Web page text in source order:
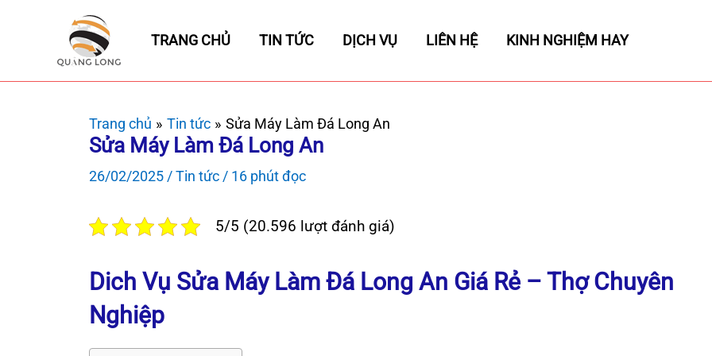
TRANG CHỦ TIN TỨC DỊCH VỤ LIÊN HỆ KINH NGHIỆM HAY
Trang chủ Tin tức Sửa Máy Làm Đá Long An
Sửa Máy Làm Đá Long An
26/02/2025 /Tin tức / 16 phút đọc
5/5 (20.596 lượt đánh giá)
Dich Vụ Sửa Máy Làm Đá Long An Giá Rẻ – Thợ Chuyên
Nghiệp